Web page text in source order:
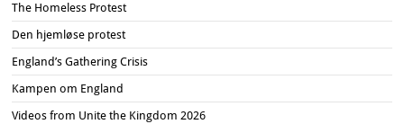
The Homeless Protest
Den hjemløse protest
England’s Gathering Crisis
Kampen om England
Videos from Unite the Kingdom 2026